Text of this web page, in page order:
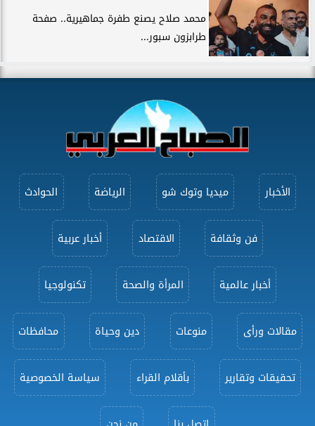
محمد صلاح يصنع طفرة جماهيرية.. صفحة
طرابزون سبور...
الأخبار ميديا وتوك شو الرياضة الحوادث
فن وثقافة الاقتصاد أخبار عربية
أخبار عالمية المرأة والصحة تكنولوجيا
مقالات ورأى منوعات دين وحياة محافظات
تحقيقات وتقارير بأقلام القراء سياسة الخصوصية